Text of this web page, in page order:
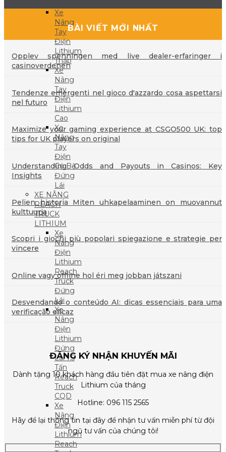
Xe
Nâng
Tay
Điện
Lithium
Thấp
Xe
Nâng
Tay
Điện
Lithium
Cao
Xe
Nâng
Tay
Điện
Có Bệ
Đứng
Lái
XE NÂNG
REACH
TRUCK
LITHIUM
Xe
Nâng
Điện
Lithium
Reach
Truck
Đứng
Lái
Xe
Nâng
Điện
Lithium
Đứng
Lái 1.5
Tấn
Reach
Truck
CQD
Xe
Nâng
Điện
Lithium
Reach
BÀI VIẾT MỚI NHẤT
Opplev spenningen med live dealer-erfaringer i
casinoverdenen
Tendenze emergenti nel gioco d'azzardo cosa aspettarsi
nel futuro
Maximize your gaming experience at CSGO500 UK: top
tips for UK players on original
Understanding Odds and Payouts in Casinos: Key
Insights
Pelien historia Miten uhkapelaaminen on muovannut
kulttuuria
Scopri i giochi più popolari spiegazione e strategie per
vincere
Online vagy offline hol éri meg jobban játszani
Desvendando o conteúdo AI: dicas essenciais para uma
verificação eficaz
ĐĂNG KÝ NHẬN KHUYẾN MÃI
Dành tặng 10 khách hàng đầu tiên đặt mua xe nâng điện
Lithium của tháng
Hotline: 096 115 2565
Hãy để lại thông tin tại đây để nhận tư vấn miễn phí từ đội
ngũ tư vấn của chúng tôi!